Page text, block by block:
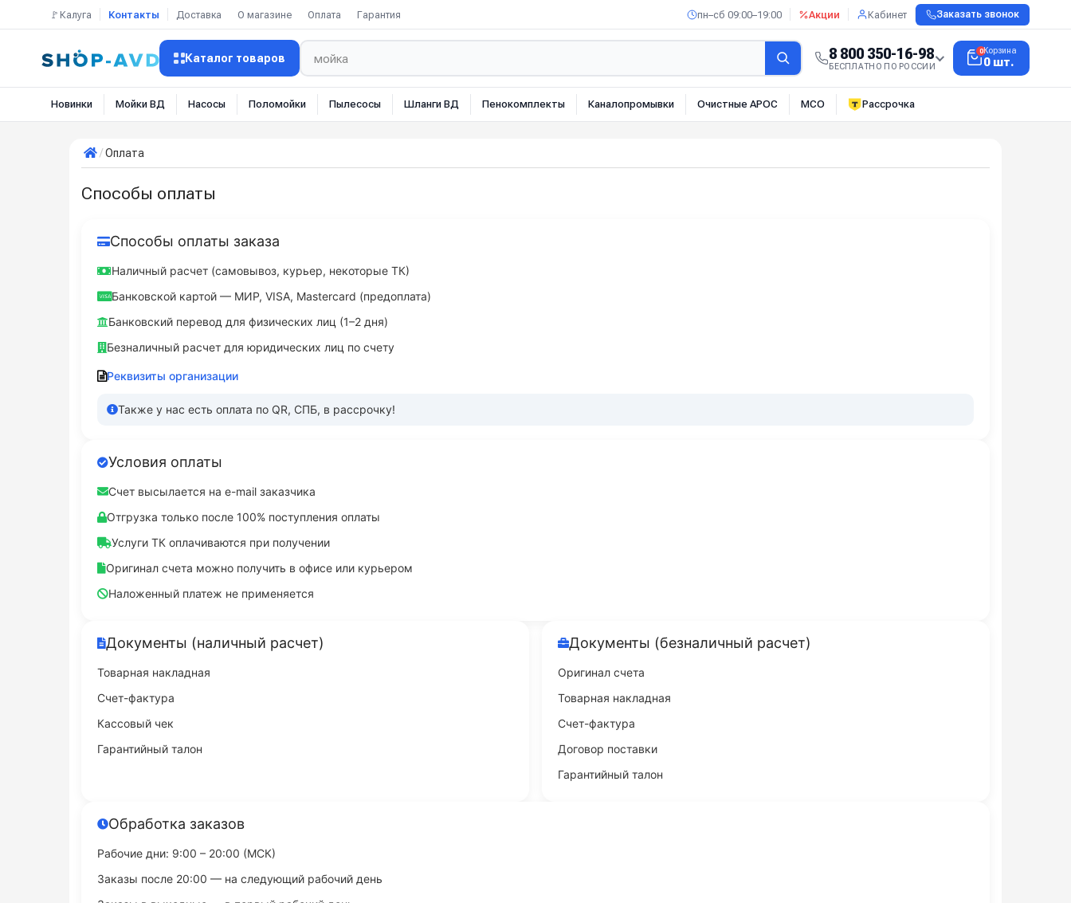
🚩Калуга Контакты Доставка О магазине Оплата Гарантия пн–сб 09:00–19:00 Акции Кабинет Заказать звонок
Каталог товаров 8 800 350-16-98
БЕСПЛАТНО ПО РОССИИ
0Корзина
0 шт.
Новинки Мойки ВД Насосы Поломойки Пылесосы Шланги ВД Пенокомплекты Каналопромывки Очистные АРОС МСО Рассрочка
Оплата
Способы оплаты
Способы оплаты заказа
Наличный расчет (самовывоз, курьер, некоторые ТК)
Банковской картой — МИР, VISA, Mastercard (предоплата)
Банковский перевод для физических лиц (1–2 дня)
Безналичный расчет для юридических лиц по счету
Реквизиты организации
Также у нас есть оплата по QR, СПБ, в рассрочку!
Условия оплаты
Счет высылается на e-mail заказчика
Отгрузка только после 100% поступления оплаты
Услуги ТК оплачиваются при получении
Оригинал счета можно получить в офисе или курьером
Наложенный платеж не применяется
Документы (наличный расчет)
Товарная накладная
Счет-фактура
Кассовый чек
Гарантийный талон
Документы (безналичный расчет)
Оригинал счета
Товарная накладная
Счет-фактура
Договор поставки
Гарантийный талон
Обработка заказов
Рабочие дни: 9:00 – 20:00 (МСК)
Заказы после 20:00 — на следующий рабочий день